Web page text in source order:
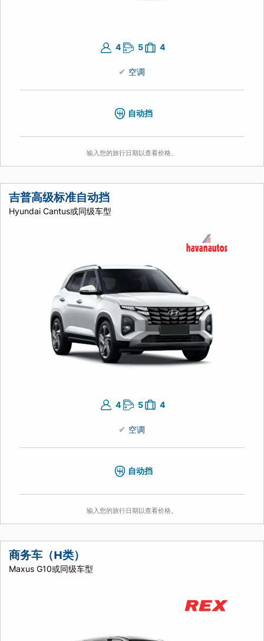
4 5 4
空调
自动挡
输入您的旅行日期以查看价格。
吉普高级标准自动挡
Hyundai Cantus或同级车型
4 5 4
空调
自动挡
输入您的旅行日期以查看价格。
商务车（H类）
Maxus G10或同级车型